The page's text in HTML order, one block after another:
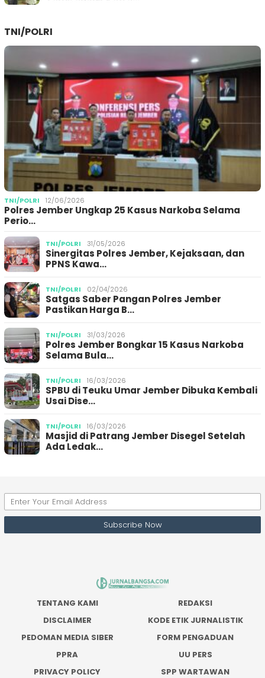
TNI/POLRI
TNI/POLRI 12/06/2026
Polres Jember Ungkap 25 Kasus Narkoba Selama
Perio…
TNI/POLRI 31/05/2026
Sinergitas Polres Jember, Kejaksaan, dan
PPNS Kawa…
TNI/POLRI 02/04/2026
Satgas Saber Pangan Polres Jember
Pastikan Harga B…
TNI/POLRI 31/03/2026
Polres Jember Bongkar 15 Kasus Narkoba
Selama Bula…
TNI/POLRI 16/03/2026
SPBU di Teuku Umar Jember Dibuka Kembali
Usai Dise…
TNI/POLRI 16/03/2026
Masjid di Patrang Jember Disegel Setelah
Ada Ledak…
TENTANG KAMI
REDAKSI
DISCLAIMER
KODE ETIK JURNALISTIK
PEDOMAN MEDIA SIBER
FORM PENGADUAN
PPRA
UU PERS
PRIVACY POLICY
SPP WARTAWAN